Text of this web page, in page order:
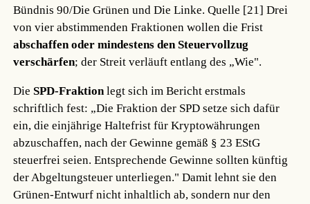
Bündnis 90/Die Grünen und Die Linke.Quelle [21] Drei
von vier abstimmenden Fraktionen wollen die Frist
abschaffen oder mindestens den Steuervollzug
verschärfen; der Streit verläuft entlang des „Wie".
DieSPD-Fraktion legt sich im Bericht erstmals
schriftlich fest: „Die Fraktion der SPD setze sich dafür
ein, die einjährige Haltefrist für Kryptowährungen
abzuschaffen, nach der Gewinne gemäß § 23 EStG
steuerfrei seien. Entsprechende Gewinne sollten künftig
der Abgeltungsteuer unterliegen." Damit lehnt sie den
Grünen-Entwurf nicht inhaltlich ab, sondern nur den